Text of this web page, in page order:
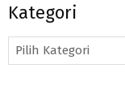
Kategori
Kategori